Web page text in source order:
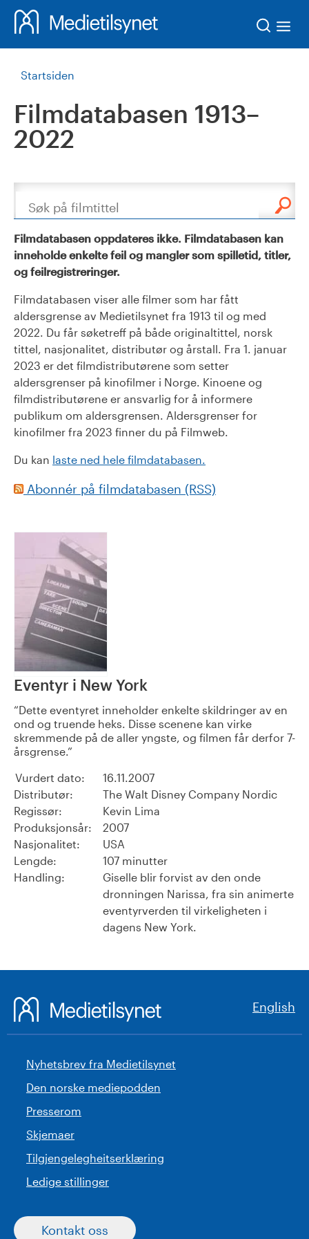
Startsiden
Filmdatabasen 1913–
2022
Søk
Filmdatabasen oppdateres ikke. Filmdatabasen kan
inneholde enkelte feil og mangler som spilletid, titler,
og feilregistreringer.
Filmdatabasen viser alle filmer som har fått
aldersgrense av Medietilsynet fra 1913 til og med
2022. Du får søketreff på både originaltittel, norsk
tittel, nasjonalitet, distributør og årstall. Fra 1. januar
2023 er det filmdistributørene som setter
aldersgrenser på kinofilmer i Norge. Kinoene og
filmdistributørene er ansvarlig for å informere
publikum om aldersgrensen. Aldersgrenser for
kinofilmer fra 2023 finner du på Filmweb.
Du kan laste ned hele filmdatabasen.
Abonnér på filmdatabasen (RSS)
Eventyr i New York
Dette eventyret inneholder enkelte skildringer av en
ond og truende heks. Disse scenene kan virke
skremmende på de aller yngste, og filmen får derfor 7-
årsgrense.
Vurdert dato:
16.11.2007
Distributør:
The Walt Disney Company Nordic
Regissør:
Kevin Lima
Produksjonsår:
2007
Nasjonalitet:
USA
Lengde:
107 minutter
Handling:
Giselle blir forvist av den onde
dronningen Narissa, fra sin animerte
eventyrverden til virkeligheten i
dagens New York.
English
Nyhetsbrev fra Medietilsynet
Den norske mediepodden
Presserom
Skjemaer
Tilgjengelegheitserklæring
Ledige stillinger
Kontakt oss